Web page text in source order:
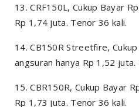
13. CRF150L, Cukup Bayar
Rp 1,74 juta. Tenor 36 kali.
14. CB150R Streetfire,
angsuran hanya Rp 1,52 juta.
15. CBR150R, Cukup Bayar
Rp 1,73 juta. Tenor 36 kali.